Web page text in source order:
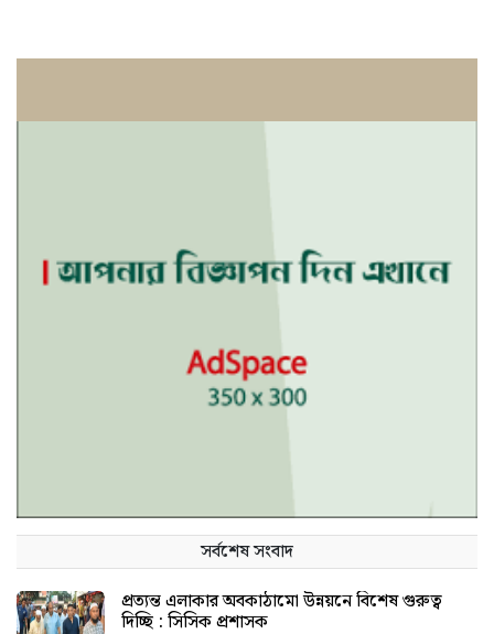
সর্বশেষ সংবাদ
প্রত্যন্ত এলাকার অবকাঠামো উন্নয়নে বিশেষ গুরুত্ব
দিচ্ছি : সিসিক প্রশাসক